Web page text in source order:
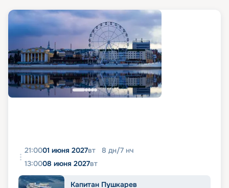
21:0001 июня 2027вт 8 дн/7 нч
13:0008 июня 2027вт
Капитан Пушкарев